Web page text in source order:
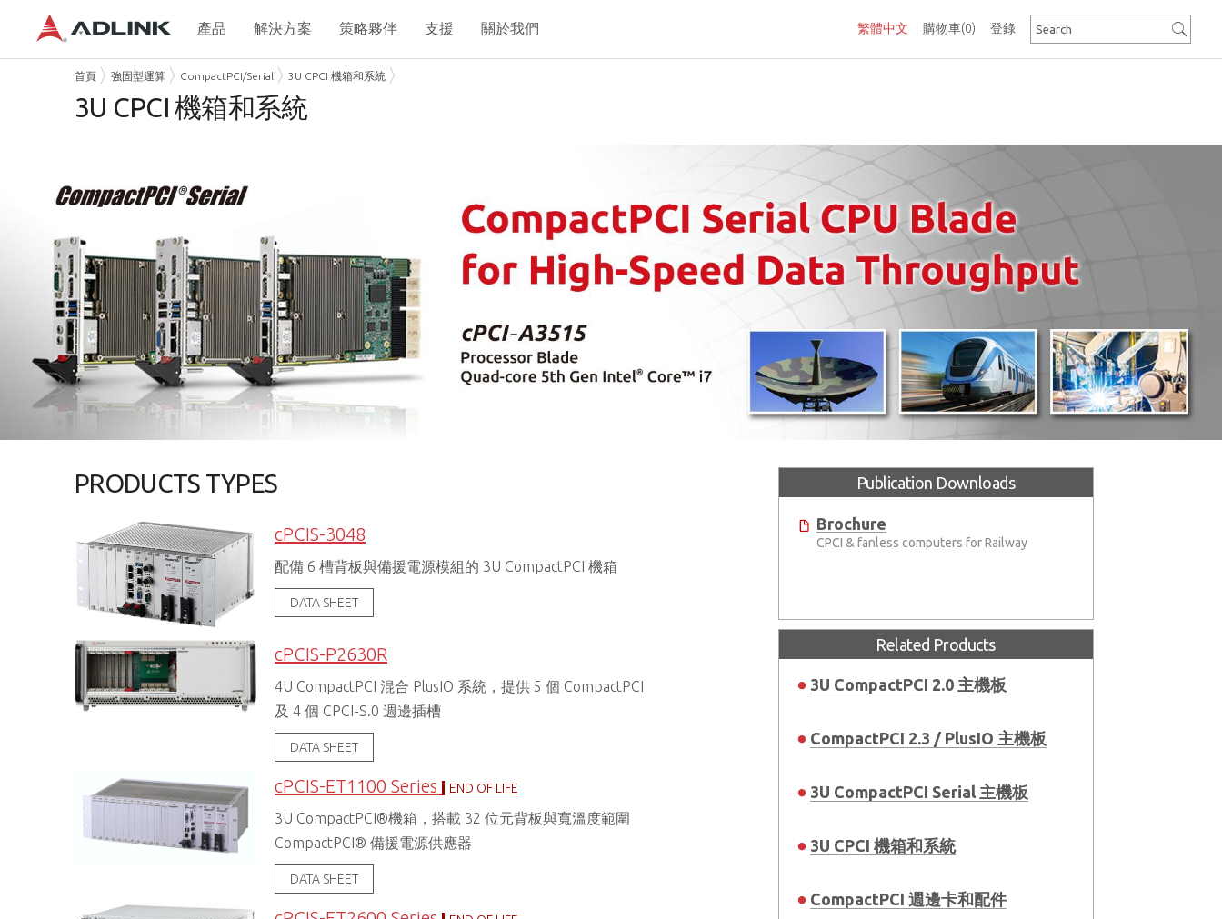
購物車(0)
繁體中文 登錄
產品 解決方案 策略夥伴 支援 關於我們
首頁 強固型運算 CompactPCI/Serial 3U CPCI 機箱和系統
3U CPCI 機箱和系統
PRODUCTS TYPES
cPCIS-3048
配備 6 槽背板與備援電源模組的 3U CompactPCI 機箱
DATA SHEET
cPCIS-P2630R
4U CompactPCI 混合 PlusIO 系統，提供 5 個 CompactPCI
及 4 個 CPCI-S.0 週邊插槽
DATA SHEET
cPCIS-ET1100 Series END OF LIFE
3U CompactPCI®機箱，搭載 32 位元背板與寬溫度範圍
CompactPCI® 備援電源供應器
DATA SHEET
Publication Downloads
Brochure
CPCI & fanless computers for Railway
Related Products
3U CompactPCI 2.0 主機板
CompactPCI 2.3 / PlusIO 主機板
3U CompactPCI Serial 主機板
3U CPCI 機箱和系統
CompactPCI 週邊卡和配件